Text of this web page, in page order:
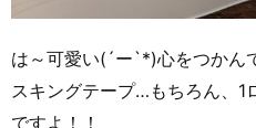
は～可愛い(´ー`*)心をつかん
スキングテープ…もちろん、1
ですよ！！